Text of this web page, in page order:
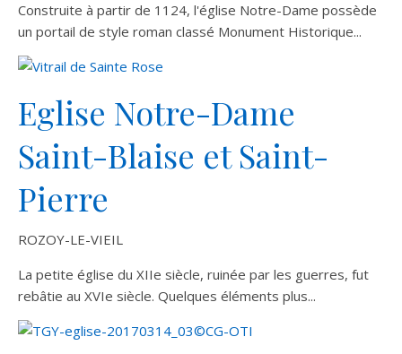
Construite à partir de 1124, l'église Notre-Dame possède
un portail de style roman classé Monument Historique...
Eglise Notre-Dame
Saint-Blaise et Saint-
Pierre
ROZOY-LE-VIEIL
La petite église du XIIe siècle, ruinée par les guerres, fut
rebâtie au XVIe siècle. Quelques éléments plus...